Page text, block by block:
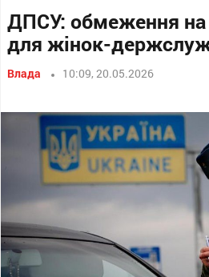
ДПСУ: обмеження на
для жінок-
Влада 10:09, 20.05.2026